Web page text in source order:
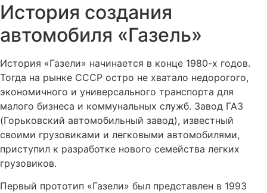
История создания
автомобиля «Газель»
История «Газели» начинается в конце 1980-х годов.
Тогда на рынке СССР остро не хватало недорогого,
экономичного и универсального транспорта для
малого бизнеса и коммунальных служб. Завод ГАЗ
(Горьковский автомобильный завод), известный
своими грузовиками и легковыми автомобилями,
приступил к разработке нового семейства легких
грузовиков.
Первый прототип «Газели» был представлен в 1993